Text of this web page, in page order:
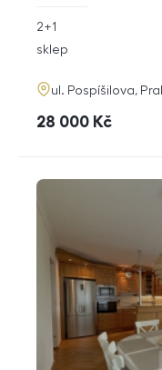
rozměry
2+1
funkce
sklep
adresa
ul. Pospíšilova,
cena
28 000 Kč